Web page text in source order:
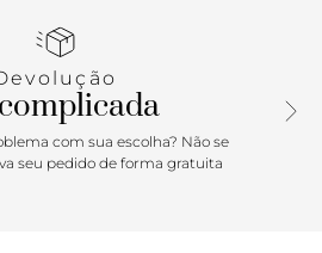
à mostra.
com sua escolha? Não se
seu pedido de forma gratuita